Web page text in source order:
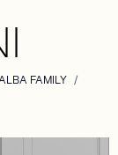
FAMILY /